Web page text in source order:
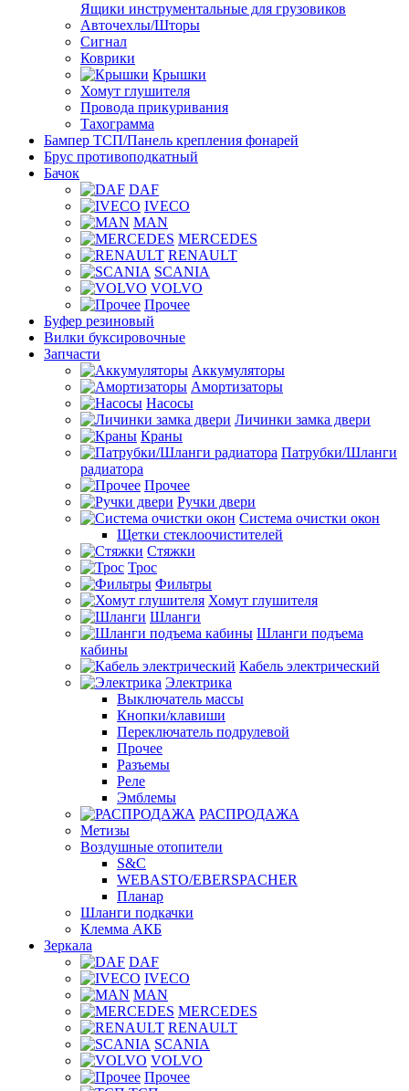
Ящики инструментальные для грузовиков
Авточехлы/Шторы
Сигнал
Коврики
Крышки
Хомут глушителя
Провода прикуривания
Тахограмма
Бампер ТСП/Панель крепления фонарей
Брус противоподкатный
Бачок
DAF
IVECO
MAN
MERCEDES
RENAULT
SCANIA
VOLVO
Прочее
Буфер резиновый
Вилки буксировочные
Запчасти
Аккумуляторы
Амортизаторы
Насосы
Личинки замка двери
Краны
Патрубки/Шланги
радиатора
Прочее
Ручки двери
Система очистки окон
Щетки стеклоочистителей
Стяжки
Трос
Фильтры
Хомут глушителя
Шланги
Шланги подъема
кабины
Кабель электрический
Электрика
Выключатель массы
Кнопки/клавиши
Переключатель подрулевой
Прочее
Разъемы
Реле
Эмблемы
РАСПРОДАЖА
Метизы
Воздушные отопители
S&C
WEBASTO/EBERSPACHER
Планар
Шланги подкачки
Клемма АКБ
Зеркала
DAF
IVECO
MAN
MERCEDES
RENAULT
SCANIA
VOLVO
Прочее